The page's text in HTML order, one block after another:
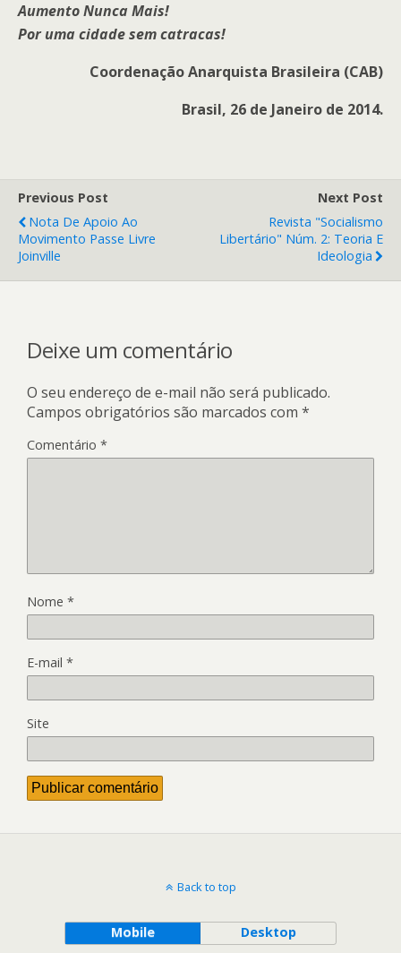
Aumento Nunca Mais!
Por uma cidade sem catracas!
Coordenação Anarquista Brasileira (CAB)
Brasil, 26 de Janeiro de 2014.
Previous Post
Nota De Apoio Ao
Movimento Passe Livre
Joinville
Next Post
Revista "Socialismo
Libertário" Núm. 2: Teoria E
Ideologia
Deixe um comentário
O seu endereço de e-mail não será publicado.
Campos obrigatórios são marcados com *
Comentário *
Nome *
E-mail *
Site
Back to top
Mobile Desktop